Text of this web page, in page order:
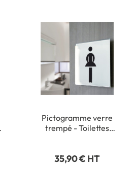
Pictogramme verre
trempé - Toilettes
35,90 € HT